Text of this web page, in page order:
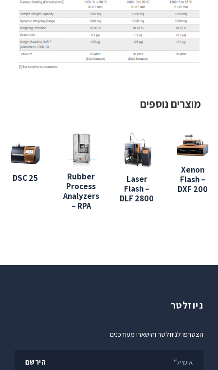
מוצרים נוספים
Xenon
Flash –
DXF 200
Laser
Flash –
DLF 2800
Rubber
Process
Analyzers
– RPA
DSC 25
ניוזלטר
הצטרפו לניוזלטר והישארו מעודכנים